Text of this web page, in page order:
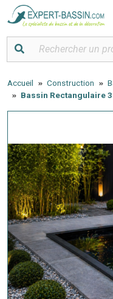
Accueil Construction
Bassin Rectangulaire
Panneau de gestion des